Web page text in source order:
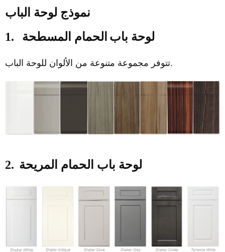
نموذج لوحة الباب
1.
لوحة باب الحمام المسطحة
تتوفر مجموعة متنوعة من الألوان للوحة الباب.
2. لوحة باب الحمام المريحة